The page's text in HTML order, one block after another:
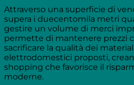
Attraverso una superficie di
supera i duecentomila metri
gestire un volume di merci
permette di mantenere prezzi
sacrificare la qualità dei
elettrodomestici proposti,
shopping che favorisce il
moderne.